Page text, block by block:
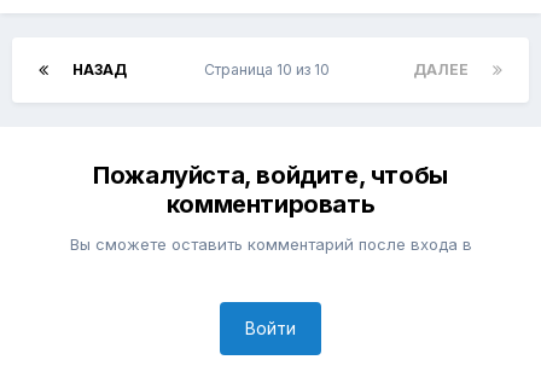
НАЗАД ДАЛЕЕ
Страница 10 из 10
Пожалуйста, войдите, чтобы
комментировать
Вы сможете оставить комментарий после входа в
Войти